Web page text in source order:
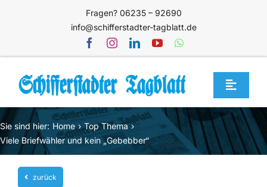
Fragen? 06235 – 92690
info@schifferstadter-tagblatt.de
Toggle
Home
Themen
Blog
Sie sind hier: Home
Top Thema
Viele Briefwähler und kein „Gebebber“
zurück